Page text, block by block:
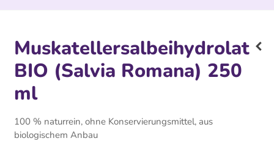
Muskatellersalbeihydrolat
BIO (Salvia Romana) 250
ml
100 % naturrein, ohne Konservierungsmittel, aus
biologischem Anbau